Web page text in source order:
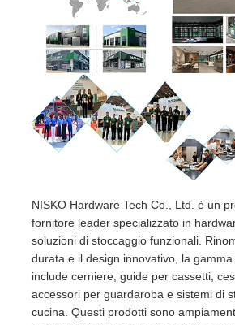
NISKO Hardware Tech Co., Ltd. è un
fornitore leader specializzato in
soluzioni di stoccaggio funzionali.
durata e il design innovativo, la
include cerniere, guide per cassetti,
accessori per guardaroba e sistemi di
cucina. Questi prodotti sono